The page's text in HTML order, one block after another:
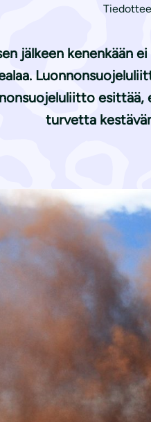
jälkeen
turvetta